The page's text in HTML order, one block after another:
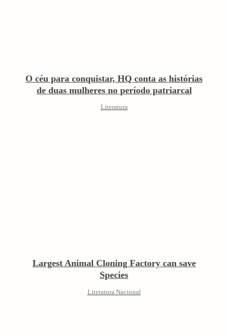
O céu para conquistar, HQ conta as histórias
de duas mulheres no período patriarcal
Literatura
Largest Animal Cloning Factory can save
Species
Literatura Nacional